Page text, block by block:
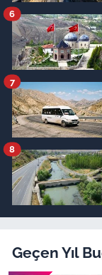
6
7
8
Geçen Yıl